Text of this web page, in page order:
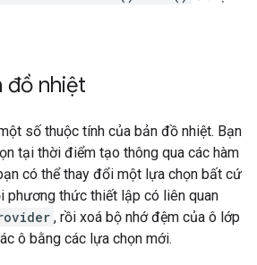
đồ nhiệt
số thuộc tính của bản đồ nhiệt. Bạn
tại thời điểm tạo thông qua các hàm
có thể thay đổi một lựa chọn bất cứ
phương thức thiết lập có liên quan
, rồi xoá bộ nhớ đệm của ô lớp
ô bằng các lựa chọn mới.